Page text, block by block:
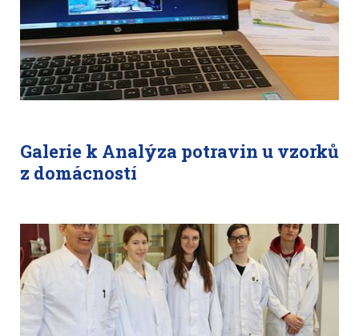
Galerie k Analýza potravin u vzorků
z domácností